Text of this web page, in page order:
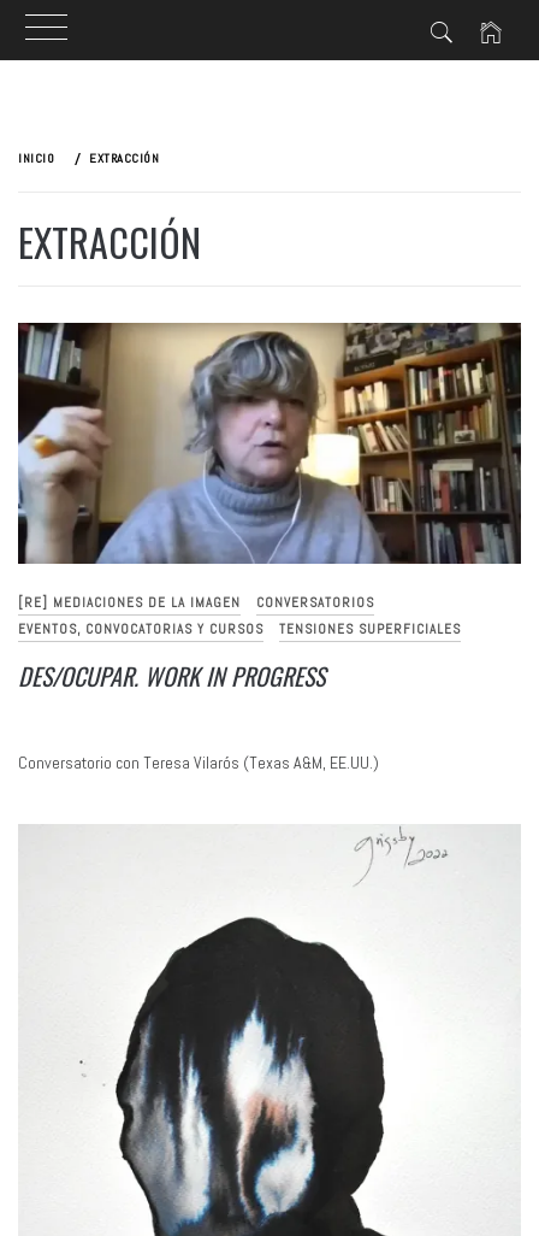
contenido
INICIO EXTRACCIÓN
EXTRACCIÓN
[RE] MEDIACIONES DE LA IMAGEN
CONVERSATORIOS
EVENTOS, CONVOCATORIAS Y CURSOS
TENSIONES SUPERFICIALES
DES/OCUPAR. WORK IN PROGRESS
Conversatorio con Teresa Vilarós (Texas A&M, EE.UU.)